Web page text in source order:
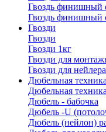
Гвоздь финишный
Гвоздь финишный
Гвозди
Гвозди
Гвозди 1кг
Гвозди для
Гвозди для
Дюбельная техника
Дюбельная техника
Дюбель - бабочка
Дюбель -U
Дюбель (нейлон)